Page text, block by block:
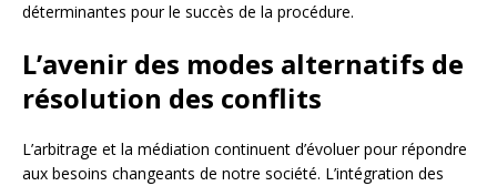
déterminantes pour le succès de la procédure.
L’avenir des modes alternatifs de
résolution des conflits
L’arbitrage et la médiation continuent d’évoluer pour répondre
aux besoins changeants de notre société. L’intégration des